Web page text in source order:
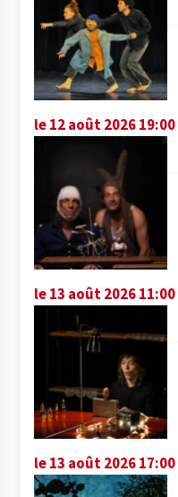
le 12 août 2026 19:00
le 13 août 2026 11:00
le 13 août 2026 17:00